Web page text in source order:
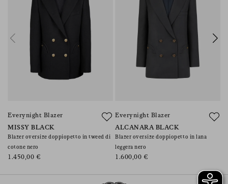
Everynight Blazer
MISSY BLACK
Blazer oversize doppiopetto in tweed di
cotone nero
1.450,00 €
Everynight Blazer
ALCANARA BLACK
Blazer oversize doppiopetto in lana
leggera nero
1.600,00 €